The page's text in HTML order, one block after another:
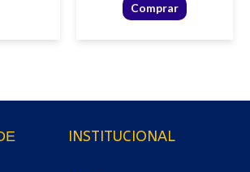
Comprar
INSTITUCIONAL